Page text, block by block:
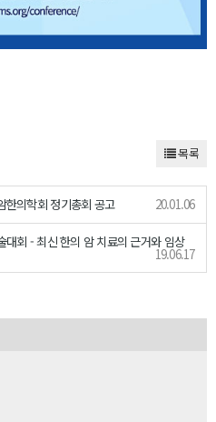
목록
한의학회 정기총회 공고 20.01.06
대회 - 최신 한의 암 치료의 근거와 임상
19.06.17